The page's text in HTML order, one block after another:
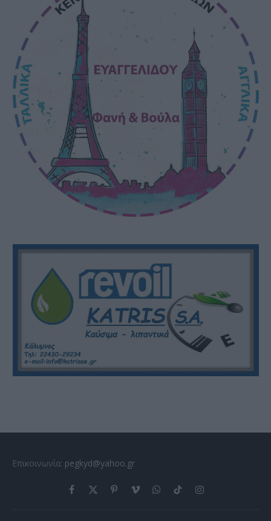
Επικοινωνία: pegkyd@yahoo.gr
Facebook
X
PinterestVimeoWhatsApp
TikTokInstagram